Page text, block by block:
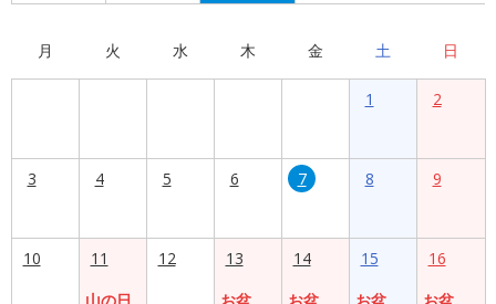
月 火 水 木 金 土 日
1 2
3 4 5 6 7 8 9
10
11
12
13
14
15
16